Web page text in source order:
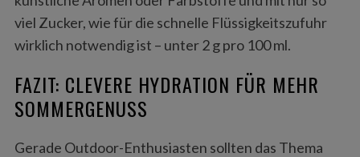
viel Zucker, wie für die schnelle Flüssigkeitszufuhr
wirklich notwendig ist – unter 2 g pro 100 ml.
FAZIT: CLEVERE HYDRATION FÜR MEHR
SOMMERGENUSS
Gerade Outdoor-Enthusiasten sollten das Thema